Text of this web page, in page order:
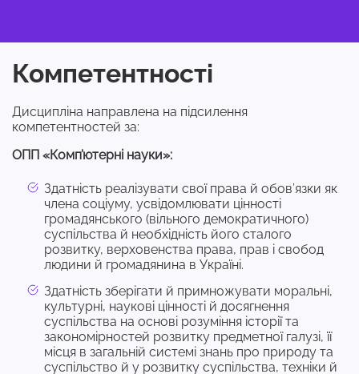
Компетентності
Дисципліна направлена на підсилення
компетентностей за:
ОПП «Комп’ютерні науки»:
Здатність реалізувати свої права й обов’язки як
члена соціуму, усвідомлювати цінності
громадянського (вільного демократичного)
суспільства й необхідність його сталого
розвитку, верховенства права, прав і свобод
людини й громадянина в Україні.
Здатність зберігати й примножувати моральні,
культурні, наукові цінності й досягнення
суспільства на основі розуміння історії та
закономірностей розвитку предметної галузі, її
місця в загальній системі знань про природу та
суспільство й у розвитку суспільства, техніки й